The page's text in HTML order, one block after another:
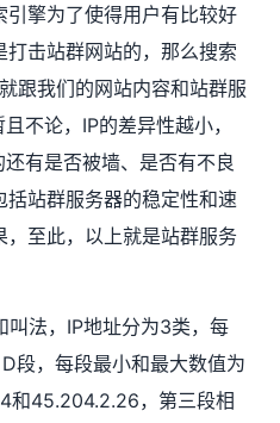
擎为了使得用户有比较好
击站群网站的，那么搜索
跟我们的网站内容和站群服
不论，IP的差异性越小，
有是否被墙、是否有不良
站群服务器的稳定性和速
至此，以上就是站群服务
叫法，IP地址分为3类，每
段，每段最小和最大数值为
45.204.2.26，第三段相